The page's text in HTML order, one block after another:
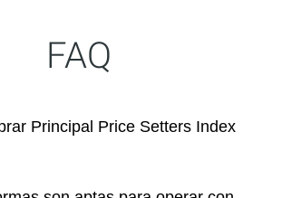
FAQ
Principal Price Setters Index